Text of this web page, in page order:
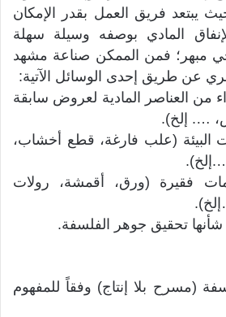
يبتعد فريق العمل بقدر الإمكان
المادي بوصفه وسيلة سهلة
مبهر؛ فمن الممكن صناعة مشهد
عن طريق إحدى الوسائل الآتية:
من العناصر المادية لعروض سابقة
…. إلخ).
البيئة (علب فارغة، قطع أخشاب،
فقيرة (ورق، أقمشة، رولات
تحقيق جوهر الفلسفة.
(مسرح بلا إنتاج) وفقاً للمفهوم